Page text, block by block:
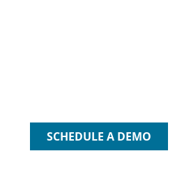
SCHEDULE A DEMO